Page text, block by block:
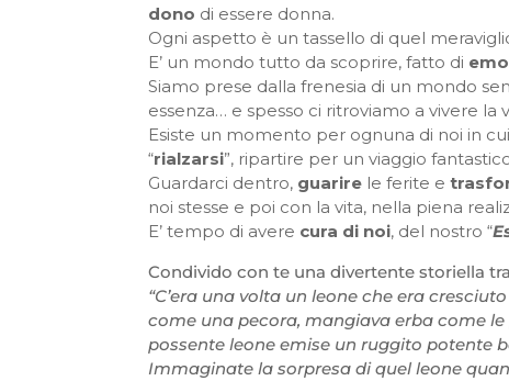
dono di essere donna.
Ogni aspetto è un tassello di quel
E’ un mondo tutto da scoprire, fatto di
Siamo prese dalla frenesia di un mondo
essenza… e spesso ci ritroviamo a vivere la
Esiste un momento per ognuna di noi in
“rialzarsi”, ripartire per un viaggio
Guardarci dentro, guarirele ferite e
noi stesse e poi con la vita, nella piena
E’ tempo di avere cura di noi, del nostro “
Condivido con te una divertente storiella
“C’era una volta un leone che era
come una pecora, mangiava erba come
possente leone emise un ruggito potente
Immaginate la sorpresa di quel leone